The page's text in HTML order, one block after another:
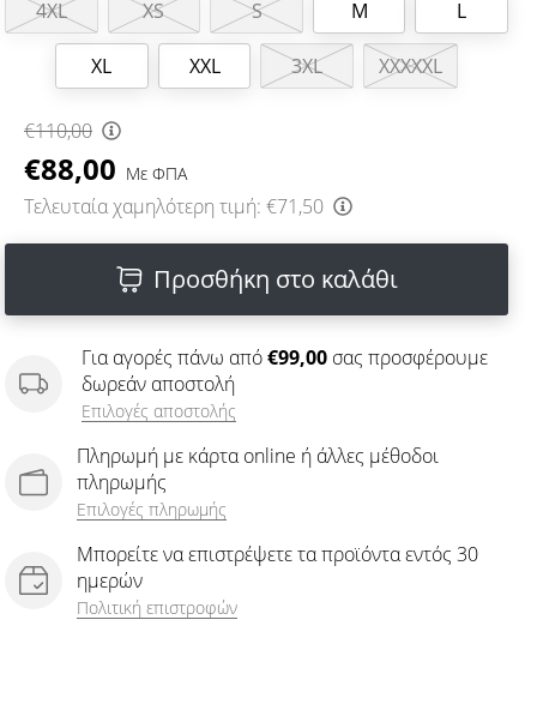
4XL XS S M L
XL XXL 3XL XXXXXL
€110,00
€88,00 Με ΦΠΑ
Τελευταία χαμηλότερη τιμή: €71,50
Προσθήκη στο καλάθι
Για αγορές πάνω από€99,00 σας προσφέρουμε
δωρεάν αποστολή
Επιλογές αποστολής
Πληρωμή με κάρτα online ή άλλες μέθοδοι
πληρωμής
Επιλογές πληρωμής
Μπορείτε να επιστρέψετε τα προϊόντα εντός 30
ημερών
Πολιτική επιστροφών